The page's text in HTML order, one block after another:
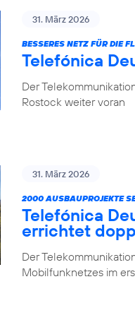
31. März 2026
BESSERES NETZ FÜR DIE
Telefónica
Der
Rostock weiter voran
31. März 2026
2000 AUSBAUPROJEKTE
Telefónica
errichtet
Der
Mobilfunknetzes im